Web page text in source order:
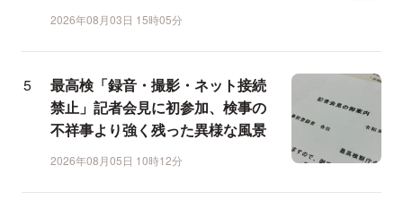
2026年08月03日 15時05分
最高検「録音・撮影・ネット接続
禁止」記者会見に初参加、検事の
不祥事より強く残った異様な風景
2026年08月05日 10時12分